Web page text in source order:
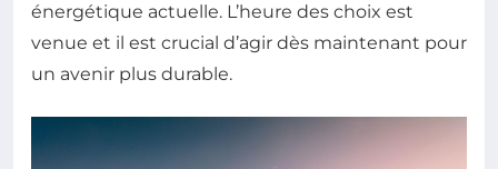
énergétique actuelle. L’heure des choix est
venue et il est crucial d’agir dès maintenant pour
un avenir plus durable.